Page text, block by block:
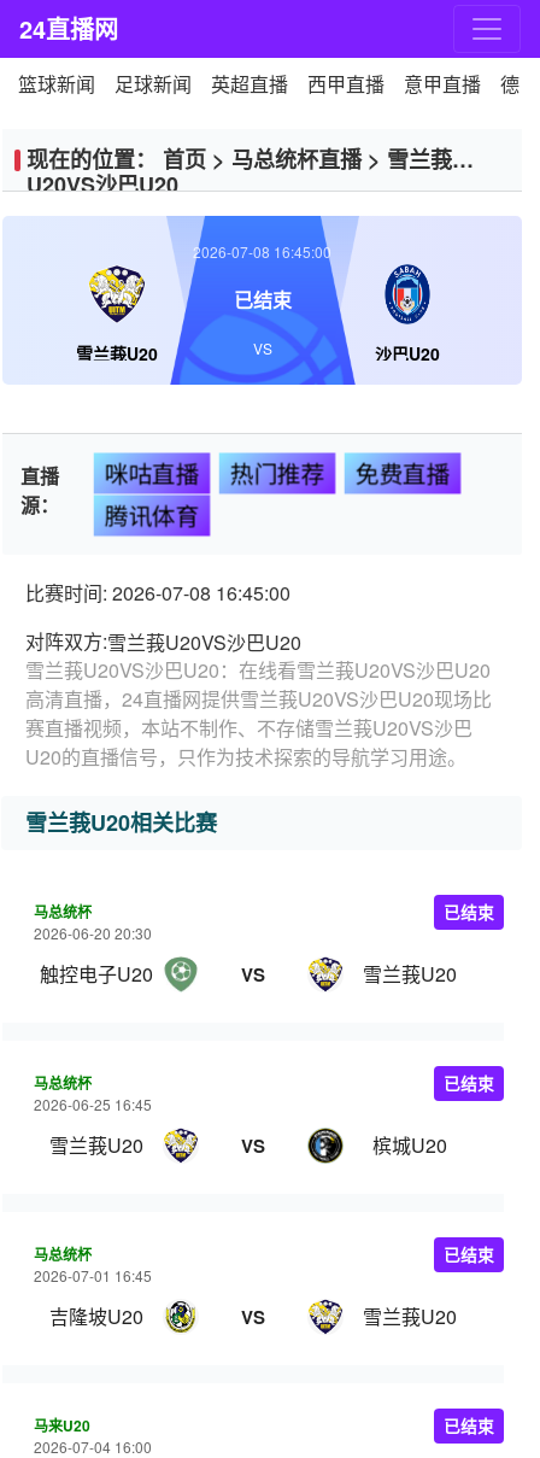
24直播网
篮球新闻 足球新闻 英超直播 西甲直播 意甲直播 德
现在的位置： 首页 > 马总统杯直播> 雪兰莪
U20VS沙巴U20
雪兰莪U20 沙巴U20
2026-07-08 16:45:00
已结束
VS
直播
源：
咪咕直播 热门推荐 免费直播
腾讯体育
比赛时间: 2026-07-08 16:45:00
对阵双方:雪兰莪U20VS沙巴U20
雪兰莪U20VS沙巴U20：在线看雪兰莪U20VS沙巴U20
高清直播，24直播网提供雪兰莪U20VS沙巴U20现场比
赛直播视频，本站不制作、不存储雪兰莪U20VS沙巴
U20的直播信号，只作为技术探索的导航学习用途。
雪兰莪U20相关比赛
马总统杯
2026-06-20 20:30
触控电子U20 VS 雪兰莪U20
已结束
马总统杯
2026-06-25 16:45
雪兰莪U20 VS 槟城U20
已结束
马总统杯
2026-07-01 16:45
吉隆坡U20 VS 雪兰莪U20
已结束
马来U20
2026-07-04 16:00
已结束